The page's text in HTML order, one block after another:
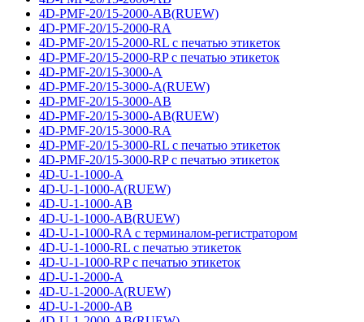
4D-PMF-20/15-2000-AB(RUEW)
4D-PMF-20/15-2000-RA
4D-PMF-20/15-2000-RL с печатью этикеток
4D-PMF-20/15-2000-RP с печатью этикеток
4D-PMF-20/15-3000-A
4D-PMF-20/15-3000-A(RUEW)
4D-PMF-20/15-3000-AB
4D-PMF-20/15-3000-AB(RUEW)
4D-PMF-20/15-3000-RA
4D-PMF-20/15-3000-RL с печатью этикеток
4D-PMF-20/15-3000-RP с печатью этикеток
4D-U-1-1000-A
4D-U-1-1000-A(RUEW)
4D-U-1-1000-AB
4D-U-1-1000-AB(RUEW)
4D-U-1-1000-RA с терминалом-регистратором
4D-U-1-1000-RL с печатью этикеток
4D-U-1-1000-RP с печатью этикеток
4D-U-1-2000-A
4D-U-1-2000-A(RUEW)
4D-U-1-2000-AB